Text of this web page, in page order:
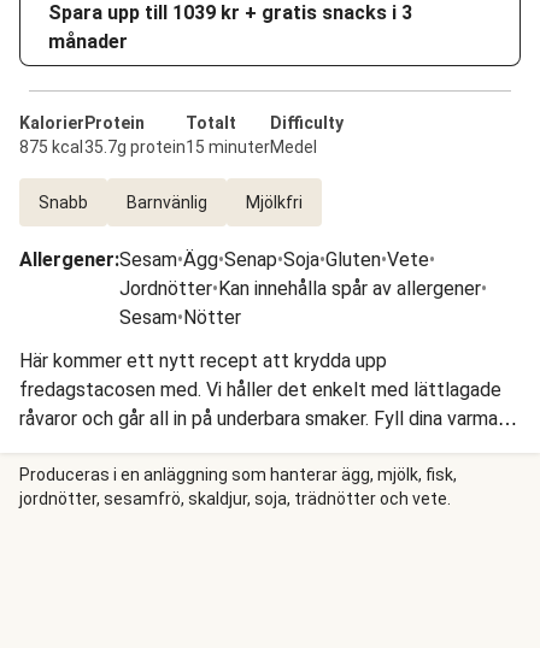
Spara upp till 1039 kr + gratis snacks i 3
månader
Kalorier
875 kcal
Protein
35.7g protein
Totalt
15 minuter
Difficulty
Medel
Snabb Barnvänlig Mjölkfri
Allergener:Sesam•Ägg•Senap•Soja•Gluten•Vete•
Jordnötter•Kan innehålla spår av allergener•
Sesam•Nötter
Här kommer ett nytt recept att krydda upp
fredagstacosen med. Vi håller det enkelt med lättlagade
råvaror och går all in på underbara smaker. Fyll dina varma
tortillas med köttfärs stekt i smakintensiv asiatisk marinad,
riven morot, sallad och knapriga jordnötter. Den sista och
avgörande touchen får du genom stingande chili, fräsch
Produceras i en anläggning som hanterar ägg, mjölk, fisk,
jordnötter, sesamfrö, skaldjur, soja, trädnötter och vete.